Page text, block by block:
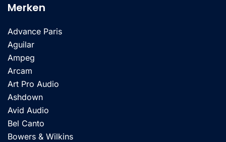
Merken
Advance Paris
Aguilar
Ampeg
Arcam
Art Pro Audio
Ashdown
Avid Audio
Bel Canto
Bowers & Wilkins